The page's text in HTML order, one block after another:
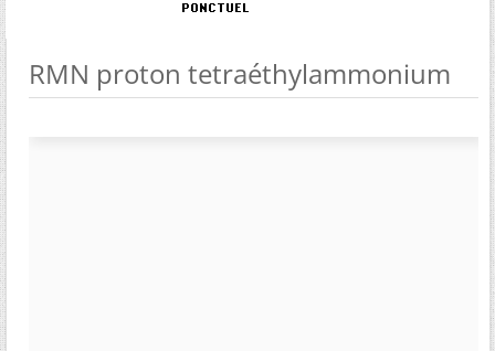
RMN proton tetraéthylammonium